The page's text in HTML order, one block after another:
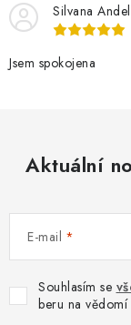
Silvana
Jsem spokojena
Aktuální
E-mail
Souhlasím se
beru na vědomí